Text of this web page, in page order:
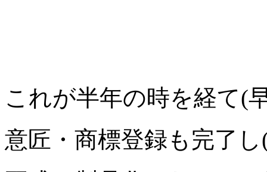
これが半年の時を経て(
意匠・商標登録も完了